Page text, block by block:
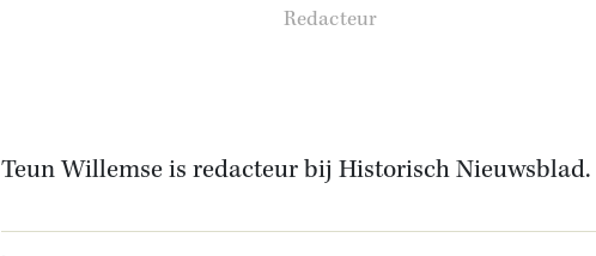
Redacteur
Teun Willemse is redacteur bij Historisch Nieuwsblad.